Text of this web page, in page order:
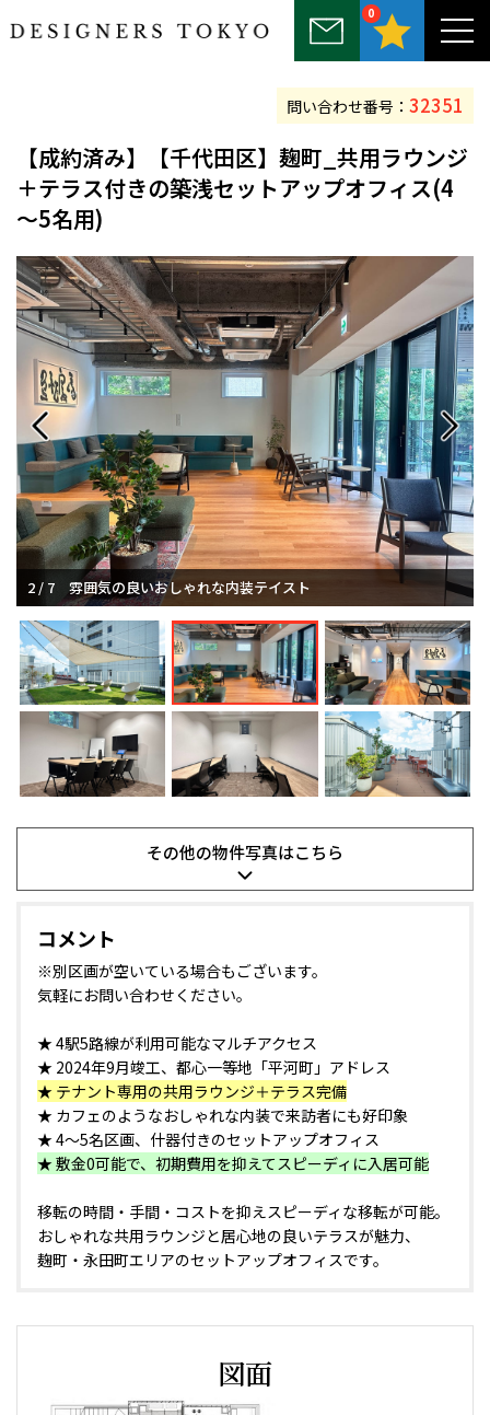
0
～25坪 25坪～50坪 50坪～75坪
75坪～100坪
【成約済み】【千代田区】麹町_共用ラウンジ
＋テラス付きの築浅セットアップオフィス(4
～5名用)
問い合わせ番号： 32351
2 / 7 雰囲気の良いおしゃれな内装テイスト
その他の物件写真はこちら
コメント
※別区画が空いている場合もございます。
気軽にお問い合わせください。
★ 4駅5路線が利用可能なマルチアクセス
★ 2024年9月竣工、都心一等地「平河町」アドレス
★ テナント専用の共用ラウンジ＋テラス完備
★ カフェのようなおしゃれな内装で来訪者にも好印象
★ 4～5名区画、什器付きのセットアップオフィス
★ 敷金0可能で、初期費用を抑えてスピーディに入居可能
移転の時間・手間・コストを抑えスピーディな移転が可能。
おしゃれな共用ラウンジと居心地の良いテラスが魅力、
麹町・永田町エリアのセットアップオフィスです。
図面